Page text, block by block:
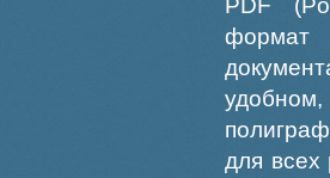
PDF
формат
для всех